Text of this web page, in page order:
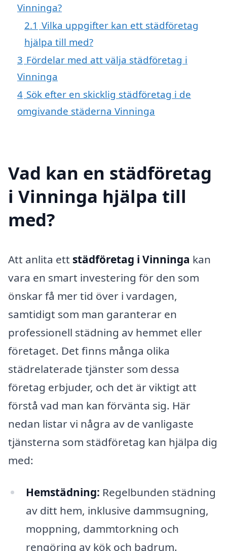
Vinninga?
2.1 Vilka uppgifter kan ett städföretag
hjälpa till med?
3 Fördelar med att välja städföretag i
Vinninga
4 Sök efter en skicklig städföretag i de
omgivande städerna Vinninga
Vad kan en städföretag
i Vinninga hjälpa till
med?
Att anlita ett städföretag i Vinninga kan
vara en smart investering för den som
önskar få mer tid över i vardagen,
samtidigt som man garanterar en
professionell städning av hemmet eller
företaget. Det finns många olika
städrelaterade tjänster som dessa
företag erbjuder, och det är viktigt att
förstå vad man kan förvänta sig. Här
nedan listar vi några av de vanligaste
tjänsterna som städföretag kan hjälpa dig
med:
Hemstädning: Regelbunden städning
av ditt hem, inklusive dammsugning,
moppning, dammtorkning och
rengöring av kök och badrum.